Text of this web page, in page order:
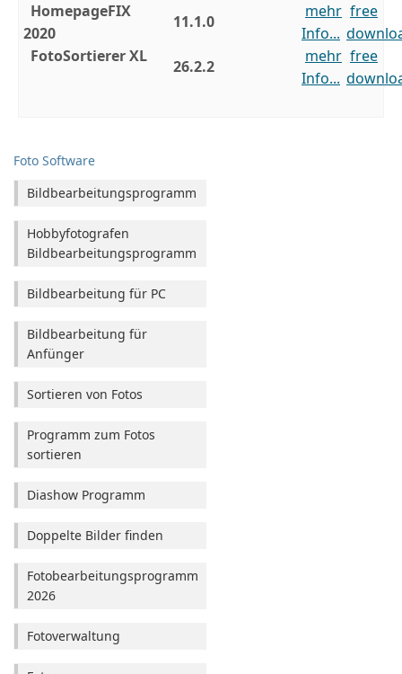
HomepageFIX
2020
11.1.0
mehr
Info...
free
FotoSortierer XL
26.2.2
mehr
Info...
free
Foto Software
Bildbearbeitungsprogramm
Hobbyfotografen
Bildbearbeitungsprogramm
Bildbearbeitung für PC
Bildbearbeitung für
Anfünger
Sortieren von Fotos
Programm zum Fotos
sortieren
Diashow Programm
Doppelte Bilder finden
Fotobearbeitungsprogramm
2026
Fotoverwaltung